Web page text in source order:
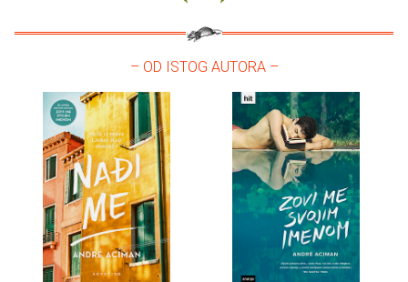
– OD ISTOG AUTORA –